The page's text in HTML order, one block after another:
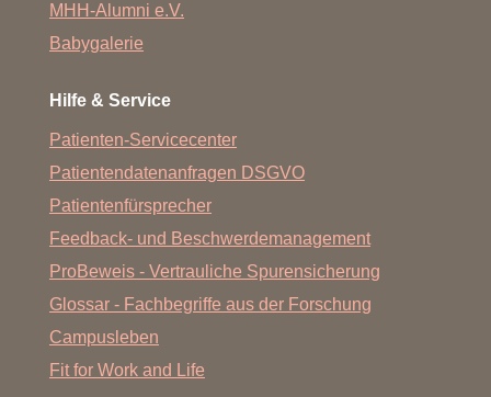
MHH-Alumni e.V.
Babygalerie
Hilfe & Service
Patienten-Servicecenter
Patientendatenanfragen DSGVO
Patientenfürsprecher
Feedback- und Beschwerdemanagement
ProBeweis - Vertrauliche Spurensicherung
Glossar - Fachbegriffe aus der Forschung
Campusleben
Fit for Work and Life